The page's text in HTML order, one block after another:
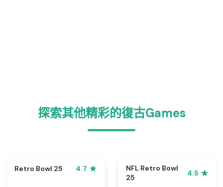
探索其他精彩的復古Games
Retro Bowl 25 4.7
NFL Retro Bowl
25
4.5